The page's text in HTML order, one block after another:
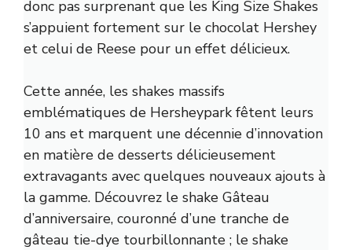
donc pas surprenant que les King Size Shakes
s’appuient fortement sur le chocolat Hershey
et celui de Reese pour un effet délicieux.
Cette année, les shakes massifs
emblématiques de Hersheypark fêtent leurs
10 ans et marquent une décennie d’innovation
en matière de desserts délicieusement
extravagants avec quelques nouveaux ajouts à
la gamme. Découvrez le shake Gâteau
d’anniversaire, couronné d’une tranche de
gâteau tie-dye tourbillonnante ; le shake